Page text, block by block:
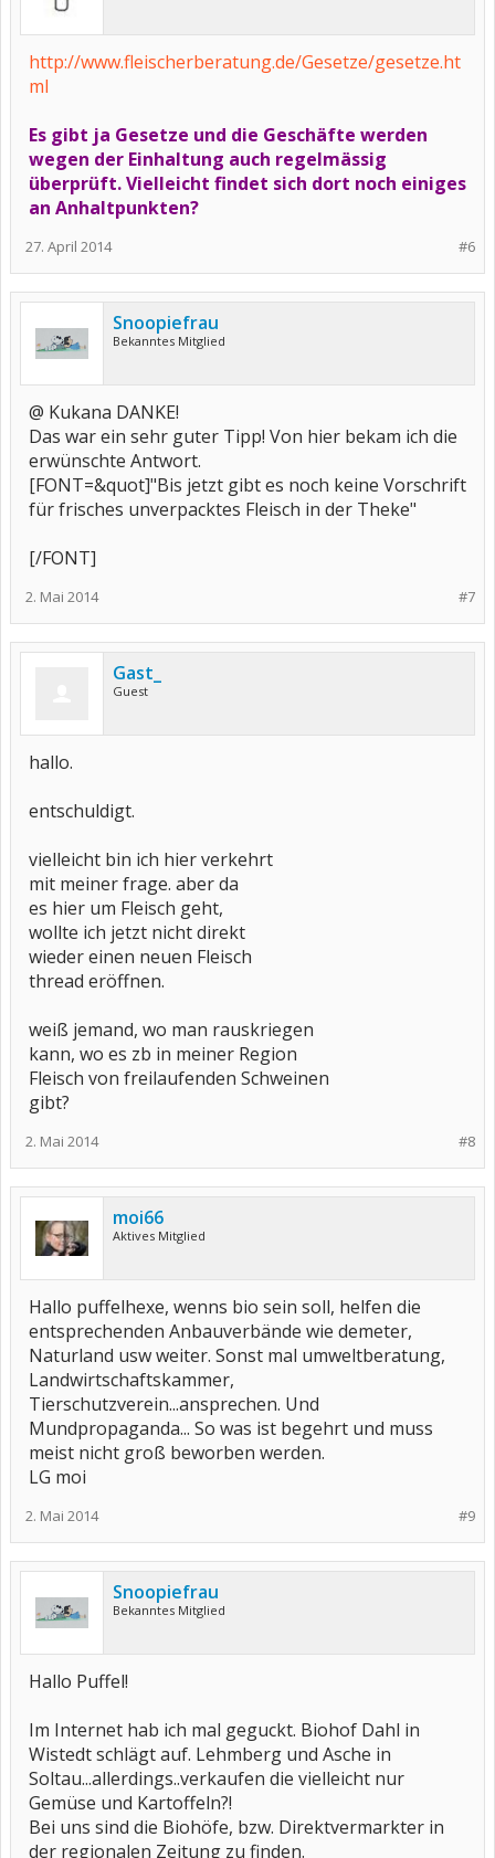
http://www.fleischerberatung.de/Gesetze/gesetze.ht
ml
Es gibt ja Gesetze und die Geschäfte werden
wegen der Einhaltung auch regelmässig
überprüft. Vielleicht findet sich dort noch einiges
an Anhaltpunkten?
#6
27. April 2014
Snoopiefrau
Bekanntes Mitglied
@ Kukana DANKE!
Das war ein sehr guter Tipp! Von hier bekam ich die
erwünschte Antwort.
[FONT=&quot]"Bis jetzt gibt es noch keine Vorschrift
für frisches unverpacktes Fleisch in der Theke"
[/FONT]
#7
2. Mai 2014
Gast_
Guest
hallo.
entschuldigt.
vielleicht bin ich hier verkehrt
mit meiner frage. aber da
es hier um Fleisch geht,
wollte ich jetzt nicht direkt
wieder einen neuen Fleisch
thread eröffnen.
weiß jemand, wo man rauskriegen
kann, wo es zb in meiner Region
Fleisch von freilaufenden Schweinen
gibt?
#8
2. Mai 2014
moi66
Aktives Mitglied
Hallo puffelhexe, wenns bio sein soll, helfen die
entsprechenden Anbauverbände wie demeter,
Naturland usw weiter. Sonst mal umweltberatung,
Landwirtschaftskammer,
Tierschutzverein...ansprechen. Und
Mundpropaganda... So was ist begehrt und muss
meist nicht groß beworben werden.
LG moi
#9
2. Mai 2014
Snoopiefrau
Bekanntes Mitglied
Hallo Puffel!
Im Internet hab ich mal geguckt. Biohof Dahl in
Wistedt schlägt auf. Lehmberg und Asche in
Soltau...allerdings..verkaufen die vielleicht nur
Gemüse und Kartoffeln?!
Bei uns sind die Biohöfe, bzw. Direktvermarkter in
der regionalen Zeitung zu finden.